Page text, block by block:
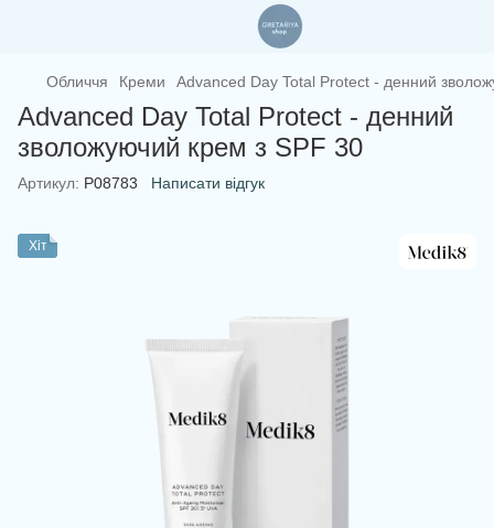
Обличчя Креми Advanced Day Total Protect - денний
Advanced Day Total Protect - денний
зволожуючий крем з SPF 30
Артикул: P08783 Написати відгук
Хіт